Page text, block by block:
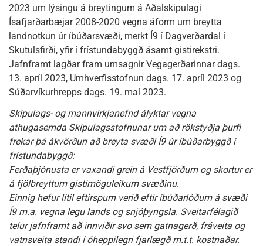
2023 um lýsingu á breytingum á Aðalskipulagi
Ísafjarðarbæjar 2008-2020 vegna áform um breytta
landnotkun úr íbúðarsvæði, merkt Í9 í Dagverðardal í
Skutulsfirði, yfir í frístundabyggð ásamt gistirekstri.
Jafnframt lagðar fram umsagnir Vegagerðarinnar dags.
13. apríl 2023, Umhverfisstofnun dags. 17. apríl 2023 og
Súðarvíkurhrepps dags. 19. maí 2023.
Skipulags- og mannvirkjanefnd ályktar vegna
athugasemda Skipulagsstofnunar um að rökstyðja þurfi
frekar þá ákvörðun að breyta svæði Í9 úr íbúðarbyggð í
frístundabyggð:
Ferðaþjónusta er vaxandi grein á Vestfjörðum og skortur er
á fjölbreyttum gistimöguleikum svæðinu.
Einnig hefur lítil eftirspurn verið eftir íbúðarlóðum á svæði
Í9 m.a. vegna legu lands og snjóþyngsla. Sveitarfélagið
telur jafnframt að innviðir svo sem gatnagerð, fráveita og
vatnsveita standi í óheppilegri fjarlægð m.t.t. kostnaðar.